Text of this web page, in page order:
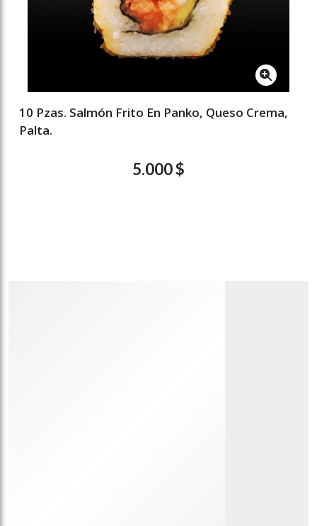
10 Pzas. Salmón Frito En Panko, Queso Crema,
Palta.
5.000 $